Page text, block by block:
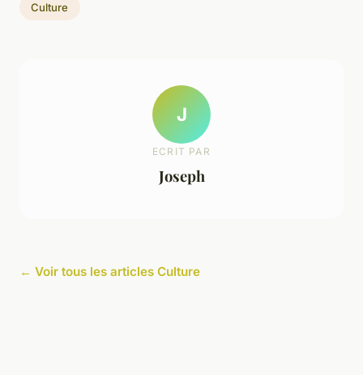
Culture
J
ECRIT PAR
Joseph
← Voir tous les articles Culture